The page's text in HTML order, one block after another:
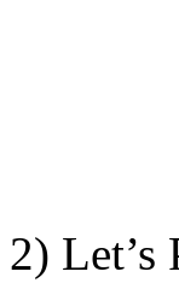
2) Let’s